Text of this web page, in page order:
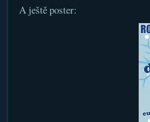
A ještě poster: